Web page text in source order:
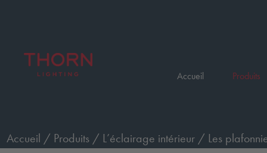
Accueil Produits
Accueil / Produits / L’éclairage intérieur / Les